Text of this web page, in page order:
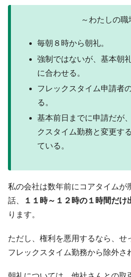
～わたしの職
毎朝８時から朝礼。
強制ではないが、基本朝
に合わせる。
フレックスタイム申請者
る。
基本前日までに申請だが
クスタイム勤務と変更す
ている。
私の会社は数年前にコアタイムが
話、
１１時～１２時の１時間だけ
ります。
ただし、権利を悪用するなら、せ
フレックスタイム勤務から除外さ